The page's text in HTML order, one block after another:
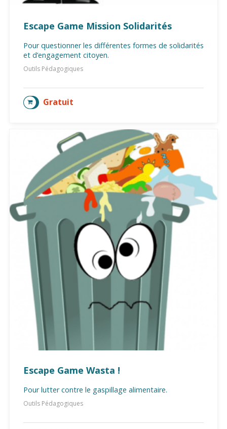
Escape Game Mission Solidarités
Pour questionner les différentes formes de solidarités
et d’engagement citoyen.
Outils Pédagogiques
Gratuit
AJOUTER AU PANIER
Escape Game Wasta !
Pour lutter contre le gaspillage alimentaire.
Outils Pédagogiques